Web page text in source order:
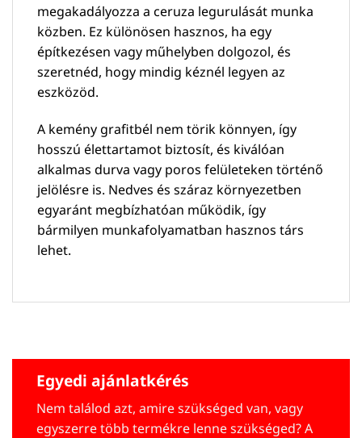
megakadályozza a ceruza legurulását munka
közben. Ez különösen hasznos, ha egy
építkezésen vagy műhelyben dolgozol, és
szeretnéd, hogy mindig kéznél legyen az
eszközöd.
A kemény grafitbél nem törik könnyen, így
hosszú élettartamot biztosít, és kiválóan
alkalmas durva vagy poros felületeken történő
jelölésre is. Nedves és száraz környezetben
egyaránt megbízhatóan működik, így
bármilyen munkafolyamatban hasznos társ
lehet.
Egyedi ajánlatkérés
Nem találod azt, amire szükséged van, vagy
egyszerre több termékre lenne szükséged? A